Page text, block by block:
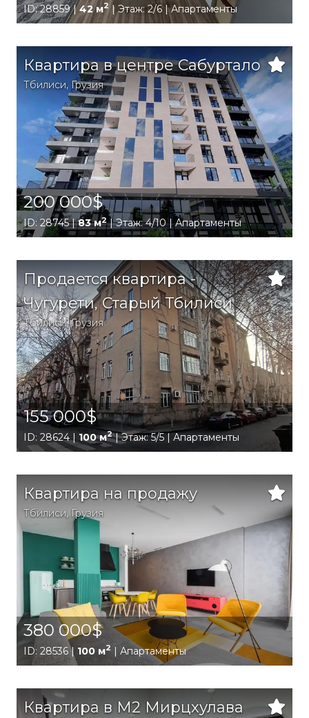
ID: 28859 |42 м2| Этаж: 2/6 | Апартаменты
Квартира в центре Сабуртало
Тбилиси, Грузия
200 000$
ID: 28745 |83 м2| Этаж: 4/10 | Апартаменты
Продается квартира -
Чугурети, Старый Тбилиси
Тбилиси,Грузия
155 000$
ID: 28624 | 100 м2| Этаж: 5/5 | Апартаменты
Квартира на продажу
Тбилиси, Грузия
380 000$
ID: 28536 | 100 м2 | Апартаменты
Квартира в M2 Мирцхулава